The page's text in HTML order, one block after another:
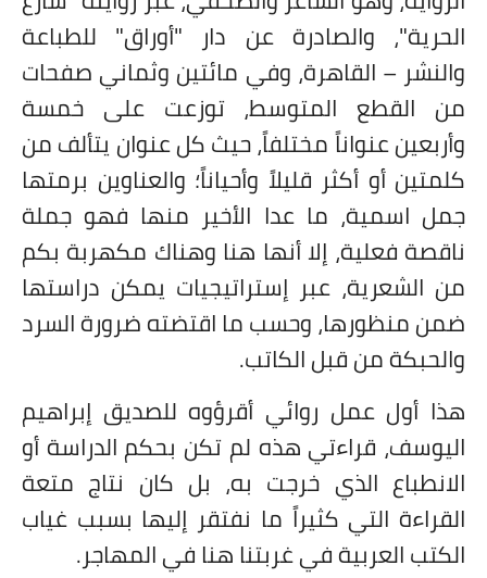
الحرية"، والصادرة عن دار "أوراق" للطباعة
والنشر – القاهرة، وفي مائتين وثماني صفحات
من القطع المتوسط، توزعت على خمسة
وأربعين عنواناً مختلفاً، حيث كل عنوان يتألف من
كلمتين أو أكثر قليلاً وأحياناً؛ والعناوين برمتها
جمل اسمية، ما عدا الأخير منها فهو جملة
ناقصة فعلية، إلا أنها هنا وهناك مكهربة بكم
من الشعرية، عبر إستراتيجيات يمكن دراستها
ضمن منظورها، وحسب ما اقتضته ضرورة السرد
والحبكة من قبل الكاتب.
هذا أول عمل روائي أقرؤوه للصديق إبراهيم
اليوسف، قراءتي هذه لم تكن بحكم الدراسة أو
الانطباع الذي خرجت به، بل كان نتاج متعة
القراءة التي كثيراً ما نفتقر إليها بسبب غياب
الكتب العربية في غربتنا هنا في المهاجر.